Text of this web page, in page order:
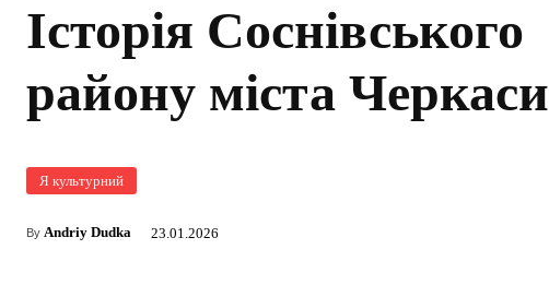
Історія Соснівського
району міста Черкаси
Я культурний
By Andriy Dudka 23.01.2026